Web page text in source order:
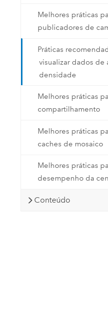
Melhores práticas
publicadores de
Práticas
visualizar dados de
densidade
Melhores práticas
compartilhamento
Melhores práticas
caches de mosaico
Melhores práticas
desempenho da
Conteúdo